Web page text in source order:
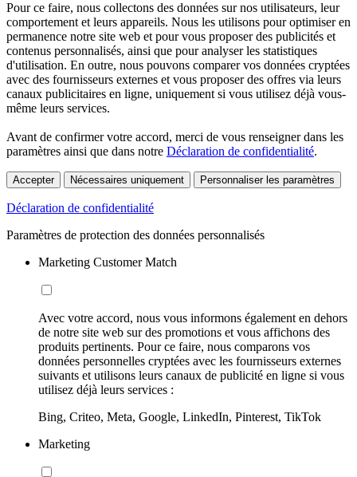
Pour ce faire, nous collectons des données sur nos utilisateurs, leur
comportement et leurs appareils. Nous les utilisons pour optimiser en
permanence notre site web et pour vous proposer des publicités et
contenus personnalisés, ainsi que pour analyser les statistiques
d'utilisation. En outre, nous pouvons comparer vos données cryptées
avec des fournisseurs externes et vous proposer des offres via leurs
canaux publicitaires en ligne, uniquement si vous utilisez déjà vous-
même leurs services.
Avant de confirmer votre accord, merci de vous renseigner dans les
paramètres ainsi que dans notre Déclaration de confidentialité.
Accepter Nécessaires uniquement Personnaliser les paramètres
Déclaration de confidentialité
Paramètres de protection des données personnalisés
Marketing Customer Match
Avec votre accord, nous vous informons également en dehors
de notre site web sur des promotions et vous affichons des
produits pertinents. Pour ce faire, nous comparons vos
données personnelles cryptées avec les fournisseurs externes
suivants et utilisons leurs canaux de publicité en ligne si vous
utilisez déjà leurs services :
Bing, Criteo, Meta, Google, LinkedIn, Pinterest, TikTok
Marketing